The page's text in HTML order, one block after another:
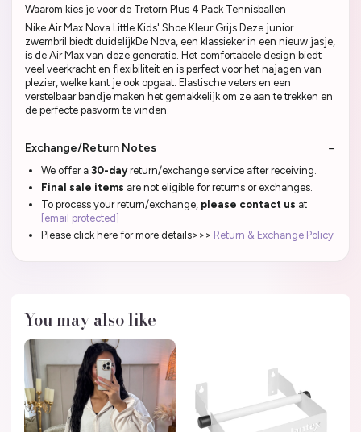
Waarom kies je voor de Tretorn Plus 4 Pack Tennisballen
Nike Air Max Nova Little Kids' Shoe Kleur:Grijs Deze junior
zwembril biedt duidelijkDe Nova, een klassieker in een nieuw jasje,
is de Air Max van deze generatie. Het comfortabele design biedt
veel veerkracht en flexibiliteit en is perfect voor het najagen van
plezier, welke kant je ook opgaat. Elastische veters en een
verstelbaar bandje maken het gemakkelijk om ze aan te trekken en
de perfecte pasvorm te vinden.
Exchange/Return Notes
We offer a 30-dayreturn/exchange service after receiving.
Final sale items are not eligible for returns or exchanges.
To process your return/exchange, please contact us at
[email protected]
Please click here for more details>>> Return & Exchange Policy
You may also like